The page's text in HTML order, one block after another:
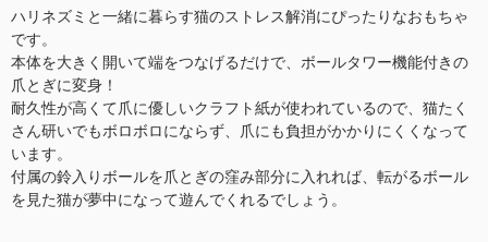
ハリネズミと一緒に暮らす猫のストレス解消にぴったりなおもちゃ
です。
本体を大きく開いて端をつなげるだけで、ボールタワー機能付きの
爪とぎに変身！
耐久性が高くて爪に優しいクラフト紙が使われているので、猫たく
さん研いでもボロボロにならず、爪にも負担がかかりにくくなって
います。
付属の鈴入りボールを爪とぎの窪み部分に入れれば、転がるボール
を見た猫が夢中になって遊んでくれるでしょう。